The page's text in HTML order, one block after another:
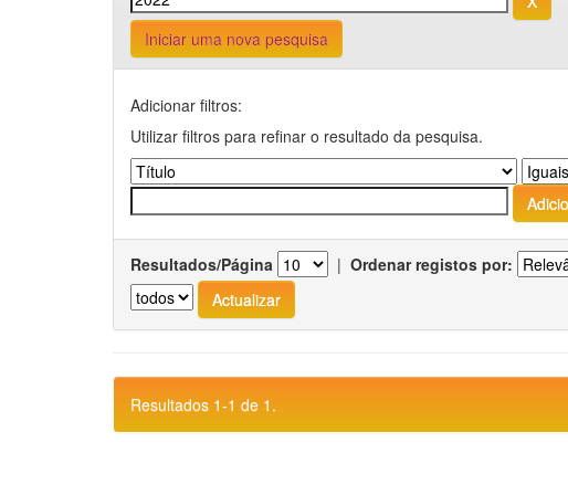
Iniciar uma nova pesquisa
Adicionar filtros:
Utilizar filtros para refinar o resultado da pesquisa.
Resultados/Página | Ordenar registos por:
Resultados 1-1 de 1.